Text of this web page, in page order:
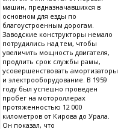
машин, предназначавшихся в
основном для езды по
благоустроенным дорогам.
Заводские конструкторы немало
потрудились над тем, чтобы
увеличить мощность двигателя,
продлить срок службы рамы,
усовершенствовать амортизаторы
и электрооборудование. В 1959
году был успешно проведен
пробег на мотороллерах
протяженностью 12 000
километров от Кирова до Урала.
Он показал, что